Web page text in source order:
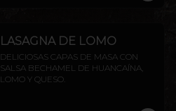
LASAGNA DE LOMO
DELICIOSAS CAPAS DE MASA CON
SALSA BECHAMEL DE HUANCAÍNA,
LOMO Y QUESO.